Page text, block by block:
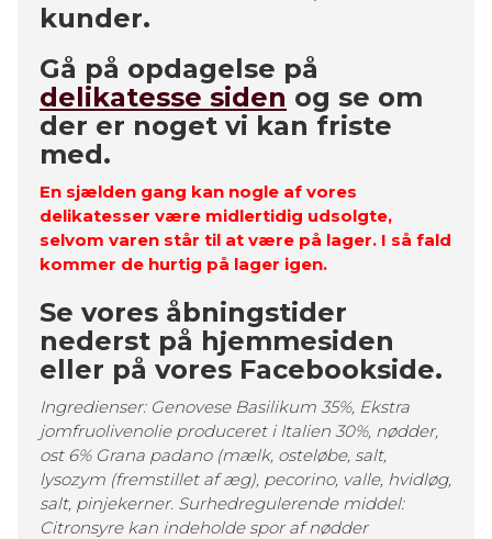
kunder.
Gå på opdagelse på
delikatesse siden og se om
der er noget vi kan friste
med.
En sjælden gang kan nogle af vores
delikatesser være midlertidig udsolgte,
selvom varen står til at være på lager. I så fald
kommer de hurtig på lager igen.
Se vores åbningstider
nederst på hjemmesiden
eller på vores Facebookside.
Ingredienser: Genovese Basilikum 35%, Ekstra
jomfruolivenolie produceret i Italien 30%, nødder,
ost 6% Grana padano (mælk, osteløbe, salt,
lysozym (fremstillet af æg), pecorino, valle, hvidløg,
salt, pinjekerner. Surhedregulerende middel:
Citronsyre kan indeholde spor af nødder